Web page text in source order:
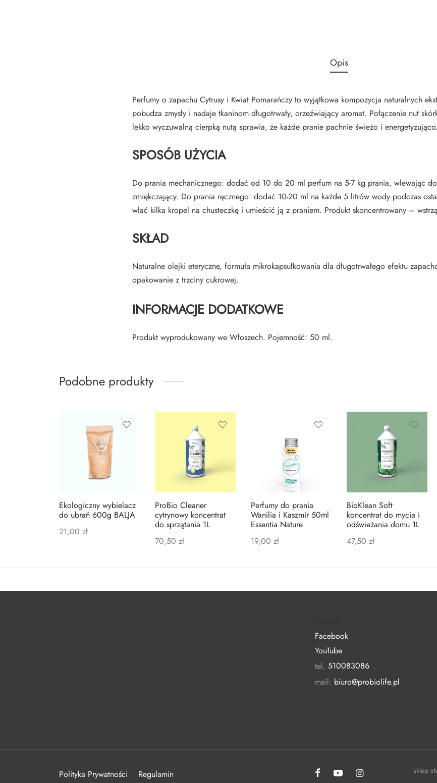
Opis
Perfumy o zapachu Cytrusy i Kwiat Pomarańczy to wyjątkowa kompozycja naturalnych
pobudza zmysły i nadaje tkaninom długotrwały, orzeźwiający aromat. Połączenie nut
lekko wyczuwalną cierpką nutą sprawia, że każde pranie pachnie świeżo i energetyzująco.
SPOSÓB UŻYCIA
Do prania mechanicznego: dodać od 10 do 20 ml perfum na 5-7 kg prania, wlewając
zmiękczający. Do prania ręcznego: dodać 10-20 ml na każde 5 litrów wody podczas
wlać kilka kropel na chusteczkę i umieścić ją z praniem. Produkt skoncentrowany –
SKŁAD
Naturalne olejki eteryczne, formuła mikrokapsułkowania dla długotrwałego efektu
opakowanie z trzciny cukrowej.
INFORMACJE DODATKOWE
Produkt wyprodukowany we Włoszech. Pojemność: 50 ml.
Podobne produkty
Ekologiczny wybielacz
do ubrań 600g BALJA
21,00 zł
ProBio Cleaner
cytrynowy koncentrat
do sprzątania 1L
70,50 zł
Perfumy do prania
Wanilia i Kaszmir 50ml
Essentia Nature
19,00 zł
BioKlean Soft
koncentrat do mycia i
odświeżania domu 1L
47,50 zł
Facebook
YouTube
tel. 510083086
mail: biuro@probiolife.pl
Polityka Prywatności Regulamin sklep